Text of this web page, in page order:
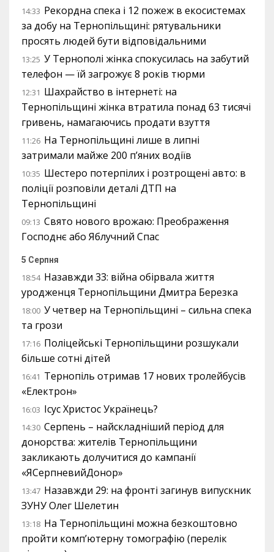
14:33 Рекордна спека і 12 пожеж в екосистемах
за добу на Тернопільщині: рятувальники
просять людей бути відповідальними
13:25 У Тернополі жінка спокусилась на забутий
телефон — їй загрожує 8 років тюрми
12:31 Шахрайство в інтернеті: на
Тернопільщині жінка втратила понад 63 тисячі
гривень, намагаючись продати взуття
11:26 На Тернопільщині лише в липні
затримали майже 200 п’яних водіїв
10:35 Шестеро потерпілих і розтрощені авто: в
поліції розповіли деталі ДТП на
Тернопільщині
09:13 Свято нового врожаю: Преображення
Господнє або Яблучний Спас
5 Серпня
18:54 Назавжди 33: війна обірвала життя
уродженця Тернопільщини Дмитра Березка
18:00 У четвер на Тернопільщині – сильна спека
та грози
17:16 Поліцейські Тернопільщини розшукали
більше сотні дітей
16:41 Тернопіль отримав 17 нових тролейбусів
«Електрон»
16:03 Ісус Христос Українець?
14:30 Серпень – найскладніший період для
донорства: жителів Тернопільщини
закликають долучитися до кампанії
«ЯСерпневийДонор»
13:47 Назавжди 29: на фронті загинув випускник
ЗУНУ Олег Шелетин
13:18 На Тернопільщині можна безкоштовно
пройти комп’ютерну томографію (перелік